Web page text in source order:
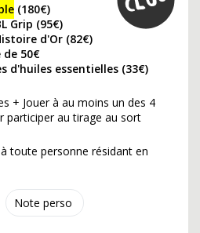
Note perso
(180€)
Grip (95€)
d'Or (82€)
de 50€
d'huiles essentielles (33€)
+ Jouer à au moins un des 4
participer au tirage au sort
toute personne résidant en